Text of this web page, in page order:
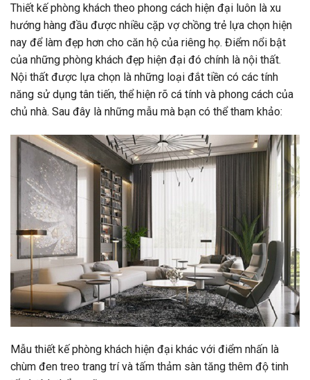
Thiết kế phòng khách theo phong cách hiện đại luôn là xu
hướng hàng đầu được nhiều cặp vợ chồng trẻ lựa chọn hiện
nay để làm đẹp hơn cho căn hộ của riêng họ. Điểm nổi bật
của những phòng khách đẹp hiện đại đó chính là nội thất.
Nội thất được lựa chọn là những loại đắt tiền có các tính
năng sử dụng tân tiến, thể hiện rõ cá tính và phong cách của
chủ nhà. Sau đây là những mẫu mà bạn có thể tham khảo:
Mẫu thiết kế phòng khách hiện đại khác với điểm nhấn là
chùm đen treo trang trí và tấm thảm sàn tăng thêm độ tinh